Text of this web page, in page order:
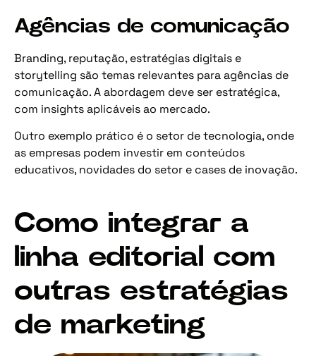
Agências de comunicação
Branding, reputação, estratégias digitais e
storytelling são temas relevantes para agências de
comunicação. A abordagem deve ser estratégica,
com insights aplicáveis ao mercado.
Outro exemplo prático é o setor de tecnologia, onde
as empresas podem investir em conteúdos
educativos, novidades do setor e cases de inovação.
Como integrar a
linha editorial com
outras estratégias
de marketing